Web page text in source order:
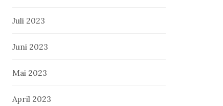
Juli 2023
Juni 2023
Mai 2023
April 2023